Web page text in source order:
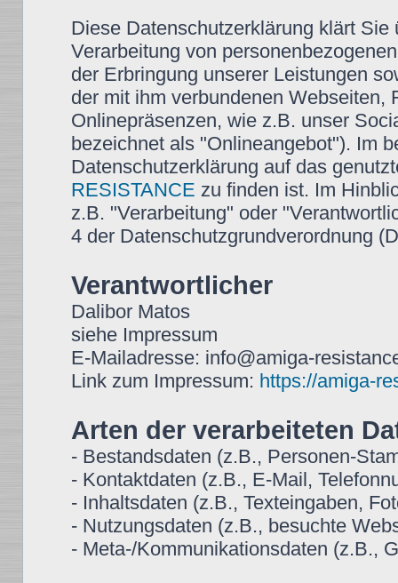
Diese Datenschutzerklärung klärt
Verarbeitung von
der Erbringung unserer Leistungen
der mit ihm verbundenen Webseiten,
Onlinepräsenzen, wie z.B. unser
bezeichnet als "Onlineangebot"). Im
Datenschutzerklärung auf das
RESISTANCE zu finden ist. Im
z.B. "Verarbeitung" oder
4 der Datenschutzgrundverordnung
Verantwortlicher
Dalibor Matos
siehe Impressum
E-Mailadresse: info@amiga-
Link zum Impressum: https://amiga-
Arten der verarbeiteten
- Bestandsdaten (z.B., Personen-
- Kontaktdaten (z.B., E-Mail,
- Inhaltsdaten (z.B., Texteingaben,
- Nutzungsdaten (z.B., besuchte
- Meta-/Kommunikationsdaten (z.B.,